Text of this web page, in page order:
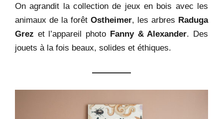
On agrandit la collection de jeux en bois avec les
animaux de la forêt Ostheimer, les arbres Raduga
Grez et l’appareil photo Fanny & Alexander. Des
jouets à la fois beaux, solides et éthiques.